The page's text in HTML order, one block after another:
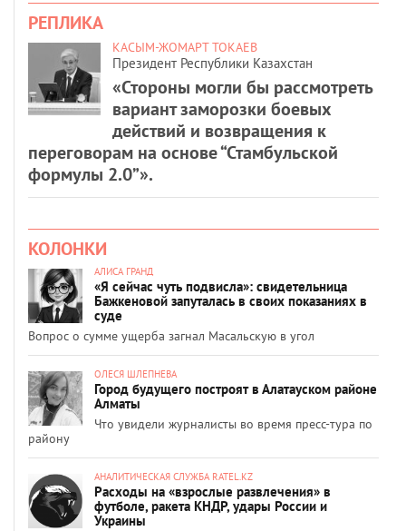
РЕПЛИКА
КАСЫМ-ЖОМАРТ ТОКАЕВ
Президент Республики Казахстан
«Стороны могли бы рассмотреть
вариант заморозки боевых
действий и возвращения к
переговорам на основе “Стамбульской
формулы 2.0”».
КОЛОНКИ
АЛИСА ГРАНД
«Я сейчас чуть подвисла»: свидетельница
Бажкеновой запуталась в своих показаниях в
суде
Вопрос о сумме ущерба загнал Масальскую в угол
ОЛЕСЯ ШЛЕПНЕВА
Город будущего построят в Алатауском районе
Алматы
Что увидели журналисты во время пресс-тура по
району
АНАЛИТИЧЕСКАЯ СЛУЖБА RATEL.KZ
Расходы на «взрослые развлечения» в
футболе, ракета КНДР, удары России и
Украины